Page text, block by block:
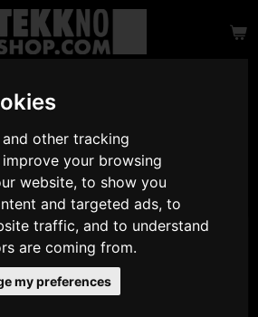
other tracking
your browsing
website, to show you
and targeted ads, to
traffic, and to understand
are coming from.
my preferences
37,90 €
M / W